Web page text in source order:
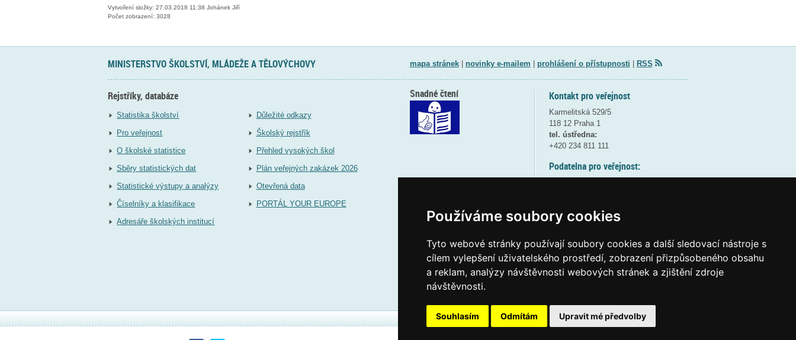
Používáme soubory cookies
Tyto webové stránky používají soubory cookies a další sledovací nástroje s
cílem vylepšení uživatelského prostředí, zobrazení přizpůsobeného obsahu
a reklam, analýzy návštěvnosti webových stránek a zjištění zdroje
návštěvnosti.
Souhlasím Odmítám Upravit mé předvolby
Vytvoření složky: 27.03.2018 11:38 Johánek Jiří
Počet zobrazení: 3028
MINISTERSTVO ŠKOLSTVÍ, MLÁDEŽE A TĚLOVÝCHOVY mapa stránek| novinky e-mailem prohlášení o přístupnosti RSS
Rejstříky, databáze
Statistika školství
Pro veřejnost
O školské statistice
Sběry statistických dat
Statistické výstupy a analýzy
Číselníky a klasifikace
Adresáře školských institucí
Důležité odkazy
Školský rejstřík
Přehled vysokých škol
Plán veřejných zakázek 2026
Otevřená data
PORTÁL YOUR EUROPE
Kontakt pro veřejnost
Karmelitská 529/5
118 12 Praha 1
tel. ústředna:
+420 234 811 111
Podatelna pro veřejnost:
(více informací
Elektronická podatelna:
posta@msmtgov cz
Snadné čtení